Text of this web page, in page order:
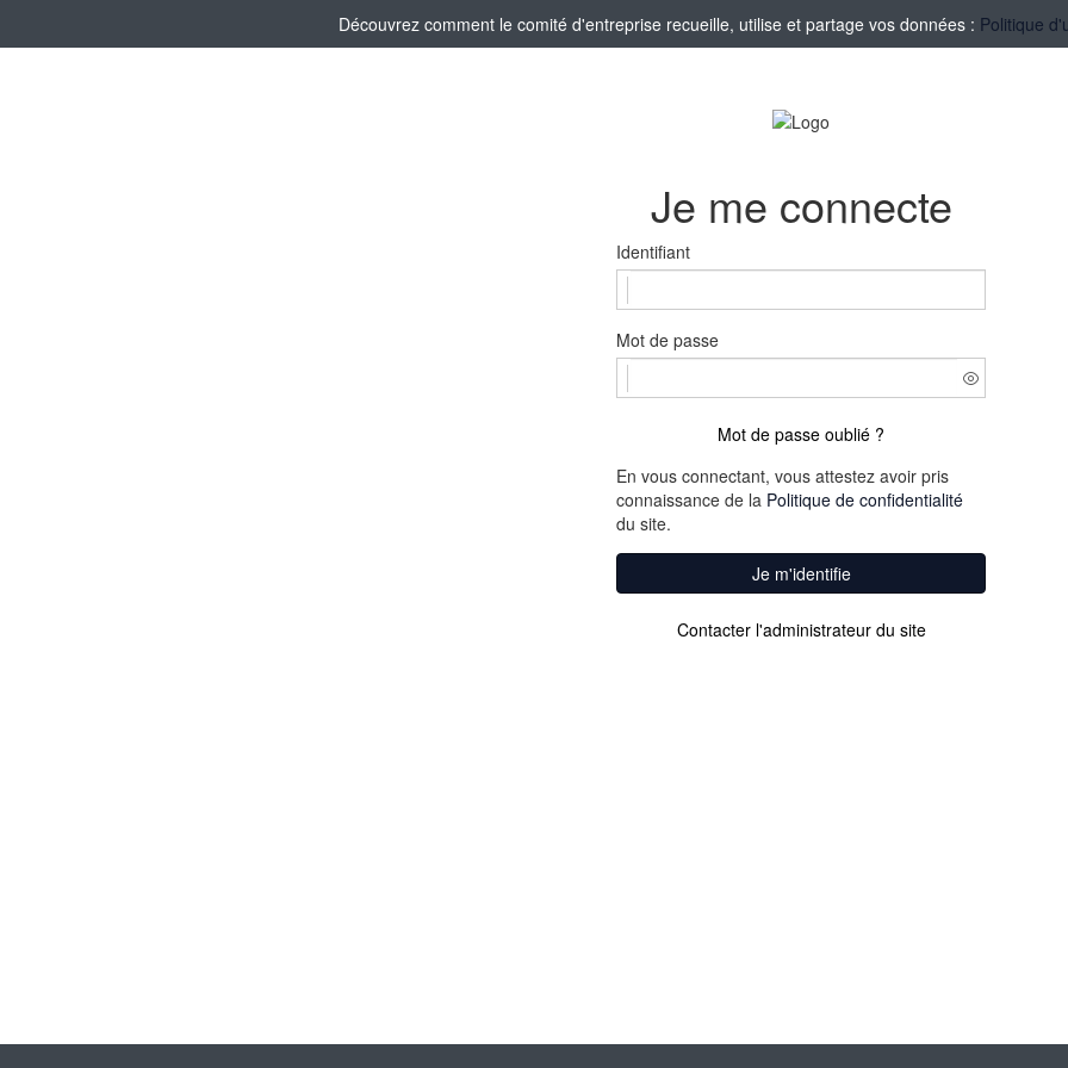
Découvrez comment le comité d'entreprise recueille, utilise et partage vos données : Politique
Je me connecte
Identifiant
Mot de passe
Mot de passe oublié ?
En vous connectant, vous attestez avoir pris
connaissance de la Politique de confidentialité
du site.
Je m'identifie
Contacter l'administrateur du site